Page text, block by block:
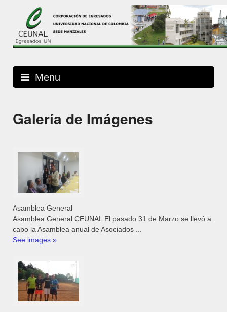
Menu
Galería de Imágenes
Asamblea General
Asamblea General CEUNAL El pasado 31 de Marzo se llevó a
cabo la Asamblea anual de Asociados ...
See images »